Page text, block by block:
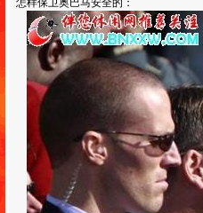
怎样保卫奥巴马安全的：